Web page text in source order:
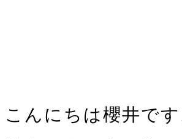
こんにちは櫻井です